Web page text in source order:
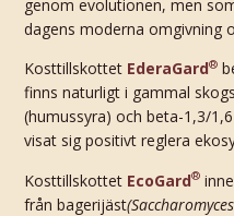
genom evolutionen, men
dagens moderna omgivning
Kosttillskottet EderaGard®
finns naturligt i gammal
(humussyra) och beta-1,3/
visat sig positivt reglera
Kosttillskottet EcoGard®
från bagerijäst(Saccharomyces